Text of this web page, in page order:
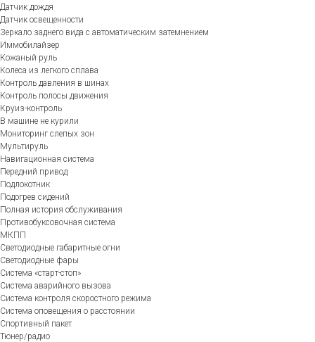
Датчик дождя
Датчик освещенности
Зеркало заднего вида с автоматическим затемнением
Иммобилайзер
Кожаный руль
Колеса из легкого сплава
Контроль давления в шинах
Контроль полосы движения
Круиз-контроль
В машине не курили
Мониторинг слепых зон
Мультируль
Навигационная система
Передний привод
Подлокотник
Подогрев сидений
Полная история обслуживания
Противобуксовочная система
МКПП
Светодиодные габаритные огни
Светодиодные фары
Система «старт-стоп»
Система аварийного вызова
Система контроля скоростного режима
Система оповещения о расстоянии
Спортивный пакет
Тюнер/радио